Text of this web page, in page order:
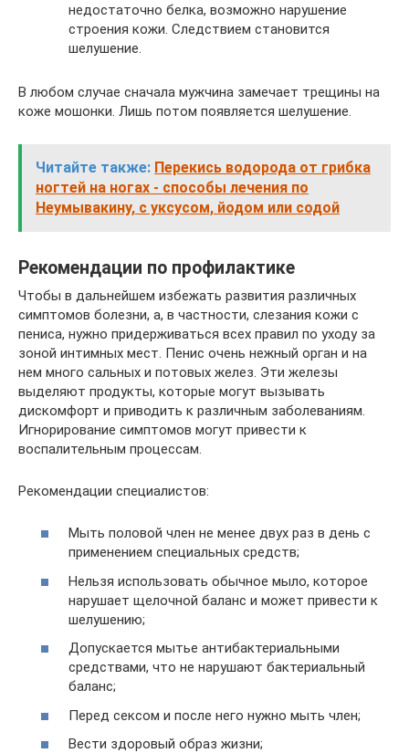
недостаточно белка, возможно нарушение
строения кожи. Следствием становится
шелушение.
В любом случае сначала мужчина замечает трещины на
коже мошонки. Лишь потом появляется шелушение.
Читайте также: Перекись водорода от грибка
ногтей на ногах - способы лечения по
Неумывакину, с уксусом, йодом или содой
Рекомендации по профилактике
Чтобы в дальнейшем избежать развития различных
симптомов болезни, а, в частности, слезания кожи с
пениса, нужно придерживаться всех правил по уходу за
зоной интимных мест. Пенис очень нежный орган и на
нем много сальных и потовых желез. Эти железы
выделяют продукты, которые могут вызывать
дискомфорт и приводить к различным заболеваниям.
Игнорирование симптомов могут привести к
воспалительным процессам.
Рекомендации специалистов:
Мыть половой член не менее двух раз в день с
применением специальных средств;
Нельзя использовать обычное мыло, которое
нарушает щелочной баланс и может привести к
шелушению;
Допускается мытье антибактериальными
средствами, что не нарушают бактериальный
баланс;
Перед сексом и после него нужно мыть член;
Вести здоровый образ жизни;